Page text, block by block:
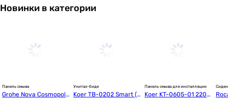
Новинки в категории
Панель смыва
Grohe Nova Cosmopoli
Унитаз-биде
Koer TB-0202 Smart (6
Панель смыва для инсталляции
Koer KT-0605-01 220x